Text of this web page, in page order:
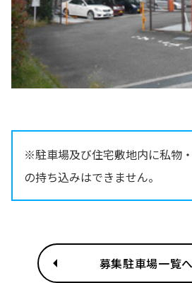
※駐車場及び住宅敷地内に私物
の持ち込みはできません。
募集駐車場一覧